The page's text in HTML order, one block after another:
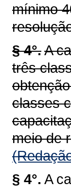
mínimo
§ 4°.A
três
classes
meio de
§ 4°. A